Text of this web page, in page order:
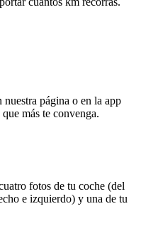
página o en la app
más te convenga.
fotos de tu coche (del
e izquierdo) y una de tu